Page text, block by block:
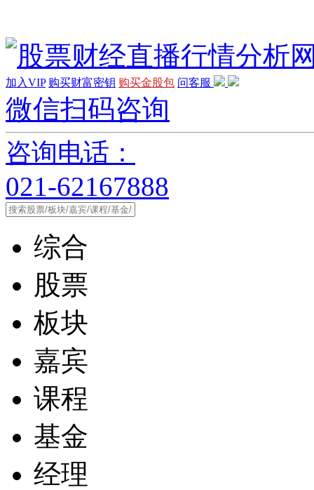
加入VIP 购买财富密钥 购买金股包 问客服
微信扫码咨询
咨询电话：
021-62167888
综合
股票
板块
嘉宾
课程
基金
经理